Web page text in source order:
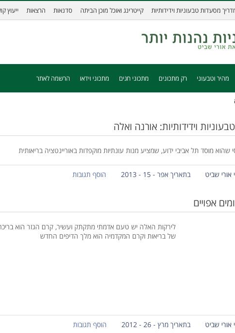
מסעדות טבעוניות וידידותיות קייטרינג ואוכל מוכן הביתה סדנאות הרצאות ייעוץ
מהיר וטבעוני רק מתכונים מתכוני חגים מתכוני וידאו הרשמה לאתר
וידידותיות: אורנה ואלה
שהוא מוסד תל אביבי ידוע, שמציע מנות עונתיות מוקפדות באוריינטציה בריאותית
שביט בתאריך אפר - 15 - 2013 הוסף תגובות
אפויים
לירקות האלה יש טעם אדמתי מתקתק ועשיר, קרם הגזר הוא
של בריאות וקרם המקדמיה הוא מלך הדיפים החדש
שביט בתאריך מרץ - 26 - 2012 הוסף תגובות